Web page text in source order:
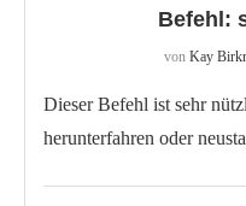
Befehl:
von Kay
Dieser Befehl ist sehr
herunterfahren oder